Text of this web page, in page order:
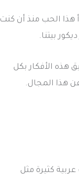
هذا الحب منذ أن كنت
بيتنا.
هذه الأفكار بكل
هذا المجال.
كثيرة مثل